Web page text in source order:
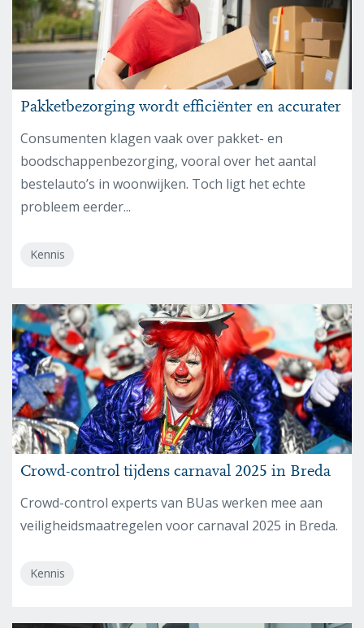
Pakketbezorging wordt efficiënter en accurater
Consumenten klagen vaak over pakket- en
boodschappenbezorging, vooral over het aantal
bestelauto’s in woonwijken. Toch ligt het echte
probleem eerder...
Kennis
Crowd-control tijdens carnaval 2025 in Breda
Crowd-control experts van BUas werken mee aan
veiligheidsmaatregelen voor carnaval 2025 in Breda.
Kennis